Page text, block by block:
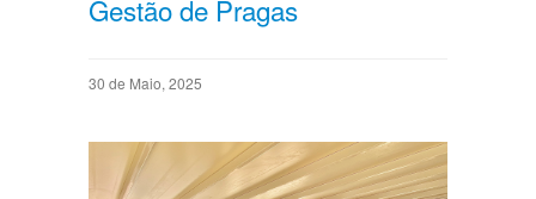
Gestão de Pragas
30 de Maio, 2025